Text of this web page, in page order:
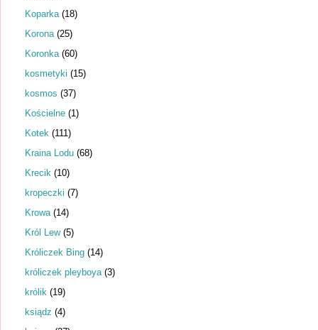
Koparka (18)
Korona (25)
Koronka (60)
kosmetyki (15)
kosmos (37)
Kościelne (1)
Kotek (111)
Kraina Lodu (68)
Krecik (10)
kropeczki (7)
Krowa (14)
Król Lew (5)
Króliczek Bing (14)
króliczek pleyboya (3)
królik (19)
ksiądz (4)